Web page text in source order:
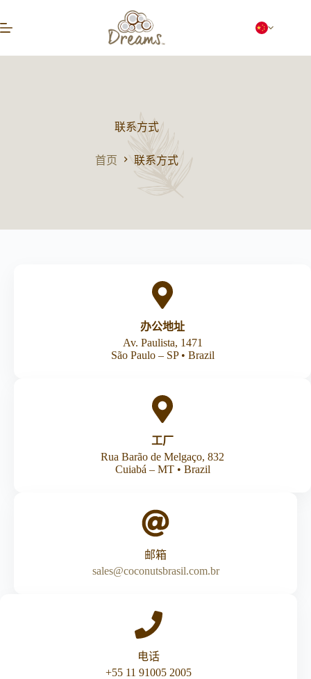
过
容
联系方式
首页 联系方式
办公地址
Av. Paulista, 1471
São Paulo – SP • Brazil
工厂
Rua Barão de Melgaço, 832
Cuiabá – MT • Brazil
邮箱
sales@coconutsbrasil.com.br
电话
+55 11 91005 2005